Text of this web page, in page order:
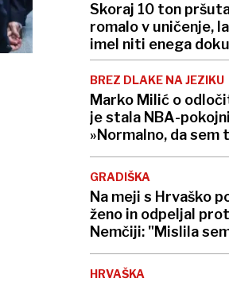
Skoraj 10 ton
romalo v uničenje,
imel niti enega
BREZ DLAKE NA JEZIKU
Marko Milić o
je stala NBA-
»Normalno, da sem
GRADIŠKA
Na meji s Hrvaško
ženo in odpeljal
Nemčiji: "Mislila
šali"
HRVAŠKA